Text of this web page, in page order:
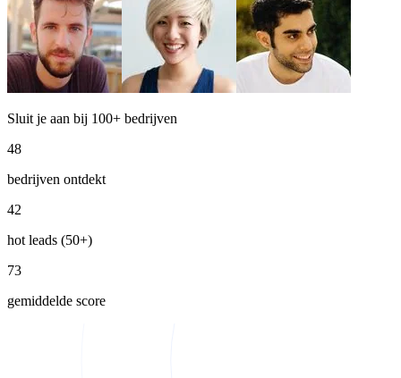
Sluit je aan bij 100+ bedrijven
48
bedrijven ontdekt
42
hot leads (50+)
73
gemiddelde score